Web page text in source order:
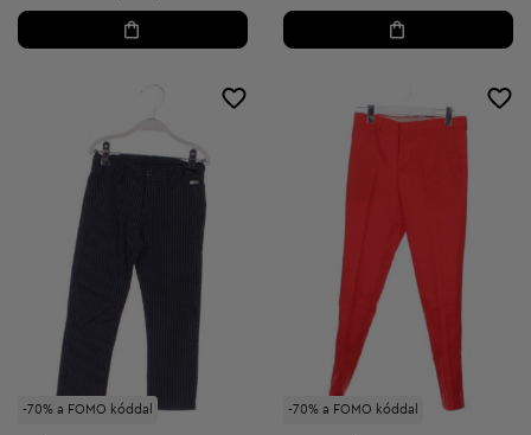
-70% a FOMO kóddal -70% a FOMO kóddal